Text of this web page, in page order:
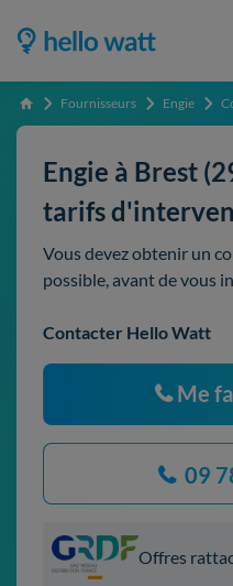
Accueil Fournisseurs Engie
Engie à Brest
tarifs
Vous devez obtenir un
possible, avant de vous
Contacter Hello Watt
Me
09
Offres